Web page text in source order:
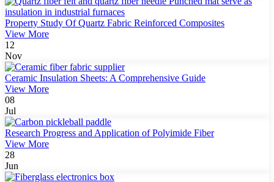
Property Study Of Quartz Fabric Reinforced Composites
View More
12
Nov
Ceramic Insulation Sheets: A Comprehensive Guide
View More
08
Jul
Research Progress and Application of Polyimide Fiber
View More
28
Jun